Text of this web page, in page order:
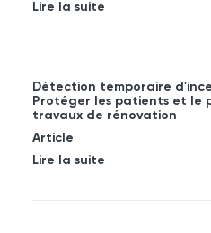
Lire la suite
Détection temporaire
Protéger les patients et le
travaux de rénovation
Article
Lire la suite